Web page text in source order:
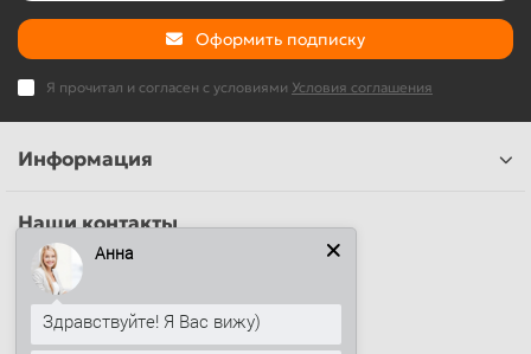
Оформить подписку
Я прочитал и согласен с условиями Условия соглашения
Информация
Наши контакты
+7 (812) 389-26-20
+7 (499) 444-14-71
info@sandwichpanelsvspb.ru
Анна
Здравствуйте! Я Вас вижу)